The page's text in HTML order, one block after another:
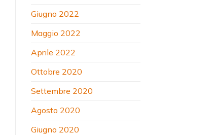
Giugno 2022
Maggio 2022
Aprile 2022
Ottobre 2020
Settembre 2020
Agosto 2020
Giugno 2020